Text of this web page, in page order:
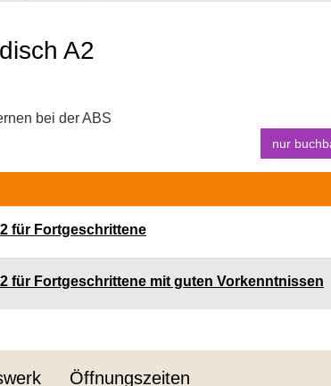
A2
bei der ABS
nur
für Fortgeschrittene
für Fortgeschrittene mit guten Vorkenntnissen
Öffnungszeiten